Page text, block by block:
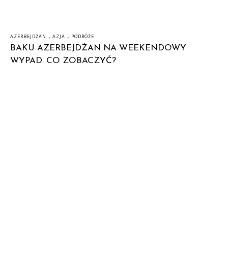
AZERBEJDŻAN , AZJA , PODRÓŻE
BAKU AZERBEJDŻAN NA WEEKENDOWY
WYPAD. CO ZOBACZYĆ?